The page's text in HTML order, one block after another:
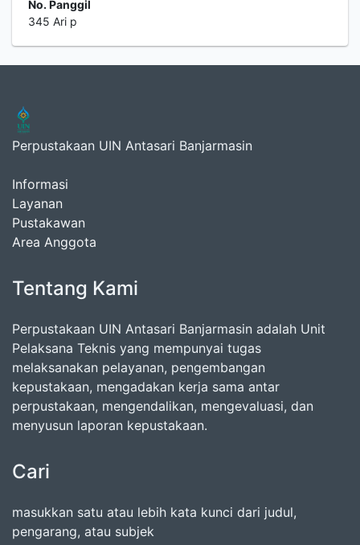
No. Panggil
345 Ari p
Perpustakaan UIN Antasari Banjarmasin
Informasi
Layanan
Pustakawan
Area Anggota
Tentang Kami
Perpustakaan UIN Antasari Banjarmasin adalah Unit
Pelaksana Teknis yang mempunyai tugas
melaksanakan pelayanan, pengembangan
kepustakaan, mengadakan kerja sama antar
perpustakaan, mengendalikan, mengevaluasi, dan
menyusun laporan kepustakaan.
Cari
masukkan satu atau lebih kata kunci dari judul,
pengarang, atau subjek